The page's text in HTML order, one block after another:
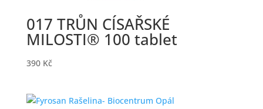
017 TRŮN CÍSAŘSKÉ
MILOSTI® 100 tablet
390 Kč